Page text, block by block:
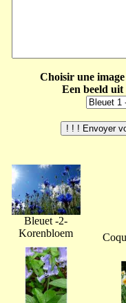
Choisir une
Een beeld
Bleuet -2-
Korenbloem